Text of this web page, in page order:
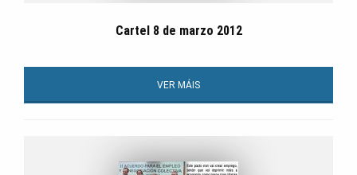
Cartel 8 de marzo 2012
VER MÁIS